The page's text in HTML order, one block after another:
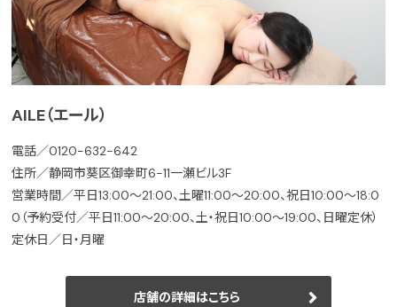
AILE（エール）
電話／0120-632-642
住所／静岡市葵区御幸町6-11一瀬ビル3F
営業時間／平日13:00～21:00、土曜11:00～20:00、祝日10:00～18:0
0（予約受付／平日11:00～20:00、土・祝日10:00～19:00、日曜定休）
定休日／日・月曜
店舗の詳細はこちら